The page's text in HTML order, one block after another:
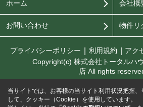
ホーム 会社概
お問い合わせ 物件リ
プライバシーポリシー 利用規約 アク
Copyright(c) 株式会社トータルハ
店 All rights
当サイトでは、お客様の当サイト利用状況把握、
して、クッキー（Cookie）を使用しています。